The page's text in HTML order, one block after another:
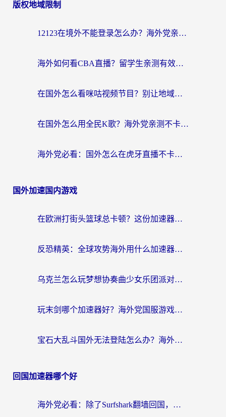
版权地域限制
12123在境外不能登录怎么办？海外党亲测有效的回国加速方案
海外如何看CBA直播？留学生亲测有效的体育赛事观看指南
在国外怎么看咪咕视频节目？别让地域限制挡住你的追剧自由
在国外怎么用全民K歌？海外党亲测不卡顿的回国加速秘籍
海外党必看：国外怎么在虎牙直播不卡顿？附腾讯视频网易云音乐解决方案
国外加速国内游戏
在欧洲打街头篮球总卡顿？这份加速器选择指南帮你解决延迟难题
反恐精英：全球攻势海外用什么加速器登录？海外党国服游戏畅玩指南
乌克兰怎么玩梦想协奏曲少女乐团派对？海外党国服游戏加速全攻略（附欧洲重生细胞荒野行动不卡技巧）
玩末剑哪个加速器好？海外党国服游戏畅玩终极指南（附3款热门游戏实测）
宝石大乱斗国外无法登陆怎么办？海外玩家专属加速指南（附穿越火线原野传说解决方案）
回国加速器哪个好
海外党必看：除了Surfshark翻墙回国，这些加速器选择技巧你真的懂吗？